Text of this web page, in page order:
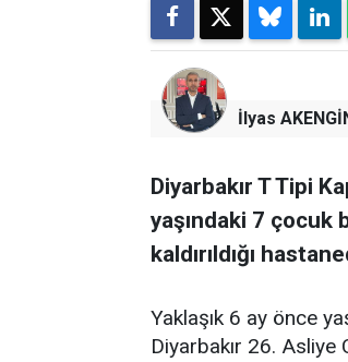
İlyas
Diyarbakır T Tipi
yaşındaki 7 çocuk
kaldırıldığı
Yaklaşık 6 ay önce
Diyarbakır 26. Asliye